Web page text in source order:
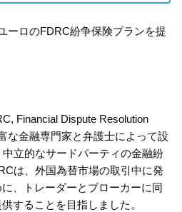
ーロのFDRC紛争保険プランを提
Financial Dispute Resolution
な金融専門家と弁護士によって設
立的なサードパーティの金融紛
は、外国為替市場の取引中に発
、トレーダーとブローカーに同
することを目指しました。